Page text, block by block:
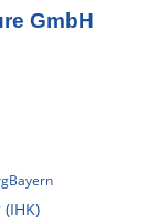
GmbH
Bayern